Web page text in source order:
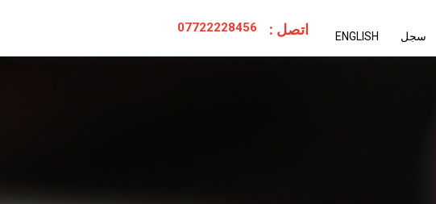
07722228456 اتصل : سجل ENGLISH